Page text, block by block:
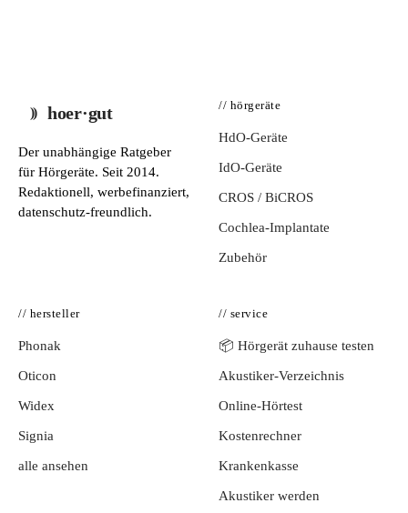
hoer·gut
Der unabhängige Ratgeber
für Hörgeräte. Seit 2014.
Redaktionell, werbefinanziert,
datenschutz-freundlich.
// hörgeräte
HdO-Geräte
IdO-Geräte
CROS / BiCROS
Cochlea-Implantate
Zubehör
// hersteller
Phonak
Oticon
Widex
Signia
alle ansehen
// service
📦 Hörgerät zuhause testen
Akustiker-Verzeichnis
Online-Hörtest
Kostenrechner
Krankenkasse
Akustiker werden